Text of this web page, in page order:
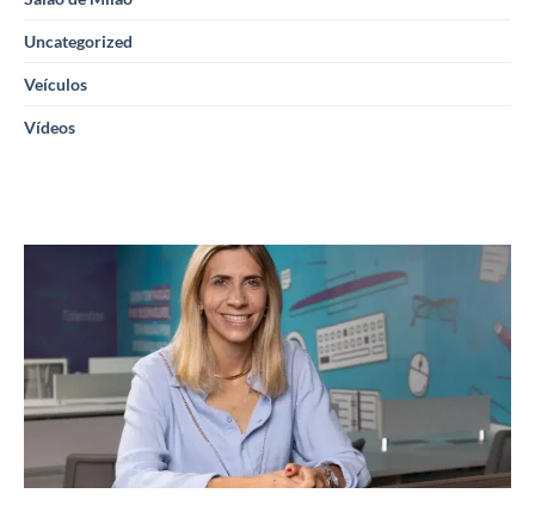
Uncategorized
Veículos
Vídeos